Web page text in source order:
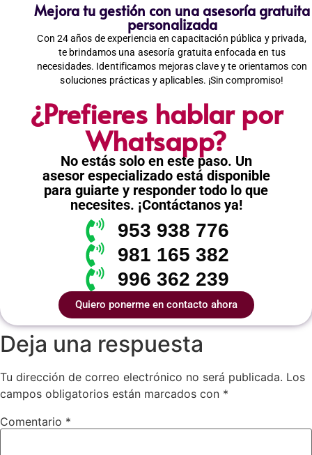
Mejora tu gestión con una asesoría gratuita
personalizada
Con 24 años de experiencia en capacitación pública y privada,
te brindamos una asesoría gratuita enfocada en tus
necesidades. Identificamos mejoras clave y te orientamos con
soluciones prácticas y aplicables. ¡Sin compromiso!
¿Prefieres hablar por
Whatsapp?
No estás solo en este paso. Un
asesor especializado está disponible
para guiarte y responder todo lo que
necesites. ¡Contáctanos ya!
953 938 776
981 165 382
996 362 239
Quiero ponerme en contacto ahora
Deja una respuesta
Tu dirección de correo electrónico no será publicada. Los
campos obligatorios están marcados con *
Comentario *